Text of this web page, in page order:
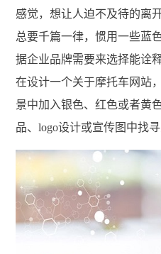
感觉，想让人迫不及待的离
总要千篇一律，惯用一些蓝
据企业品牌需要来选择能诠
在设计一个关于摩托车网站
景中加入银色、红色或者黄
品、logo设计或宣传图中找寻